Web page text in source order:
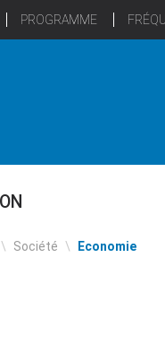
PROGRAMME
\ Société \ Economie